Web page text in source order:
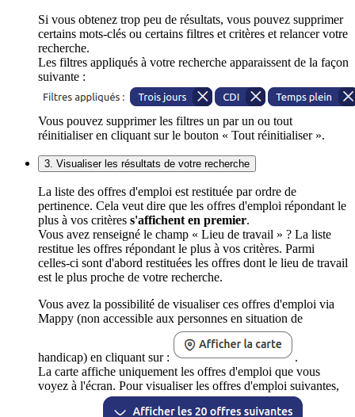
Si vous obtenez trop peu de résultats, vous pouvez supprimer
certains mots-clés ou certains filtres et critères et relancer votre
recherche.
Les filtres appliqués à votre recherche apparaissent de la façon
suivante :
Vous pouvez supprimer les filtres un par un ou tout
réinitialiser en cliquant sur le bouton « Tout réinitialiser ».
3. Visualiser les résultats de votre recherche
La liste des offres d'emploi est restituée par ordre de
pertinence. Cela veut dire que les offres d'emploi répondant le
plus à vos critères s'affichent en premier.
Vous avez renseigné le champ « Lieu de travail » ? La liste
restitue les offres répondant le plus à vos critères. Parmi
celles-ci sont d'abord restituées les offres dont le lieu de travail
est le plus proche de votre recherche.
Vous avez la possibilité de visualiser ces offres d'emploi via
Mappy (non accessible aux personnes en situation de
handicap) en cliquant sur :
.
La carte affiche uniquement les offres d'emploi que vous
voyez à l'écran. Pour visualiser les offres d'emploi suivantes,